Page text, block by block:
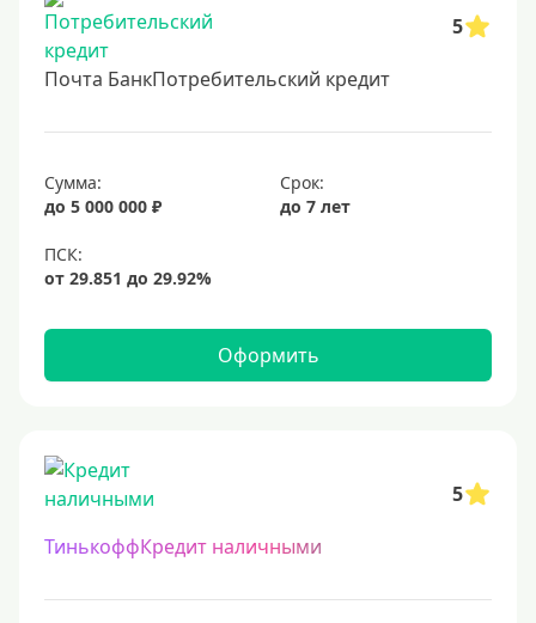
5
Почта БанкПотребительский кредит
Сумма:
до 5 000 000 ₽
Срок:
до 7 лет
Оформить
5
ТинькоффКредит наличными